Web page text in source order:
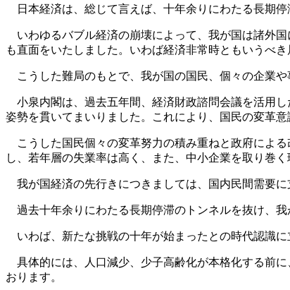
日本経済は、総じて言えば、十年余りにわたる長期停
いわゆるバブル経済の崩壊によって、我が国は諸外
も直面をいたしました。いわば経済非常時ともいうべき
こうした難局のもとで、我が国の国民、個々の企業
小泉内閣は、過去五年間、経済財政諮問会議を活用
姿勢を貫いてまいりました。これにより、国民の変革
こうした国民個々の変革努力の積み重ねと政府によ
し、若年層の失業率は高く、また、中小企業を取り巻
我が国経済の先行きにつきましては、国内民間需要
過去十年余りにわたる長期停滞のトンネルを抜け、
いわば、新たな挑戦の十年が始まったとの時代認識に
具体的には、人口減少、少子高齢化が本格化する前
おります。